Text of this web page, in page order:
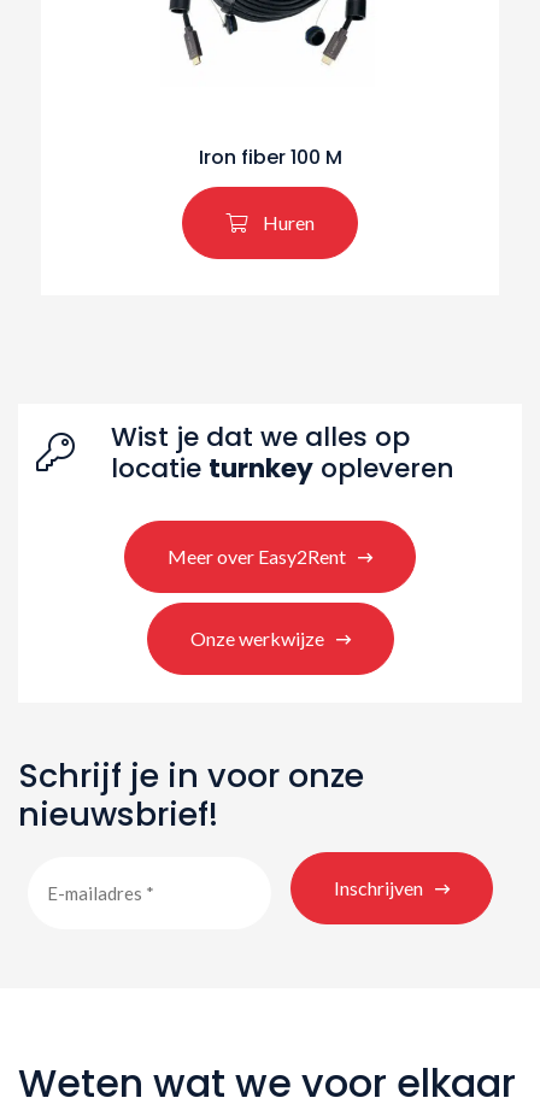
Iron fiber 100 M
Huren
Wist je dat we alles op
locatie turnkey opleveren
Meer over Easy2Rent
Onze werkwijze
Schrijf je in voor onze
nieuwsbrief!
Inschrijven
Weten wat we voor elkaar
Zoeken naar producten